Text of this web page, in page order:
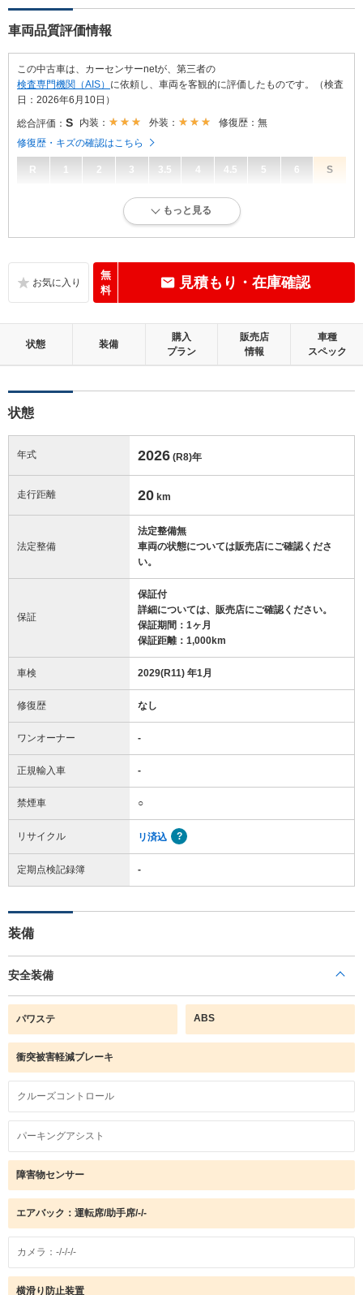
車両品質評価情報
この中古車は、カーセンサーnetが、第三者の
検査専門機関（AIS） に依頼し、車両を客観的に評価したものです。（検査
日：2026年6月10日）
総合評価： S 内装： 外装：
修復歴：無
修復歴・キズの確認はこちら
R 1 2 3 3.5 4 4.5 5 6 S
新車登録後12ヶ月未満、走行距離1万km以下で、内外装にダメージがな
無キズ、もしくは傷みや汚れなどがほぼない、とても綺麗な状態です。
外装：
無キズ、もしくはキズやヘコミなどがほぼない、とても綺麗な状態で
修復歴：無
もっと見る
無
料
見積もり・在庫確認
状態 装備
購入
プラン
販売店
情報
車種
スペック
状態
年式 2026 (R8)年
走行距離 20 km
法定整備
法定整備無
車両の状態については販売店にご確認くださ
い。
保証
保証付
詳細については、販売店にご確認ください。
保証期間：1ヶ月
保証距離：1,000km
車検 2029(R11) 年1月
修復歴 なし
ワンオーナー -
正規輸入車 -
禁煙車 ○
リサイクル リ済込
定期点検記録簿 -
装備
安全装備
パワステ ABS
衝突被害軽減ブレーキ
クルーズコントロール
パーキングアシスト
障害物センサー
エアバック：運転席/助手席/-/-
カメラ：-/-/-/-
横滑り防止装置